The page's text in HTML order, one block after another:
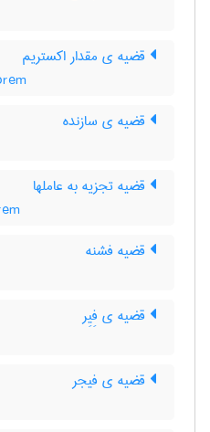
قضیه ی مقدار اکستریم
قضیه ی سازنده
قضیه تجزیه به عاملها
قضیه فشنه
قضیه ی فِیِر
قضیه ی فیجر